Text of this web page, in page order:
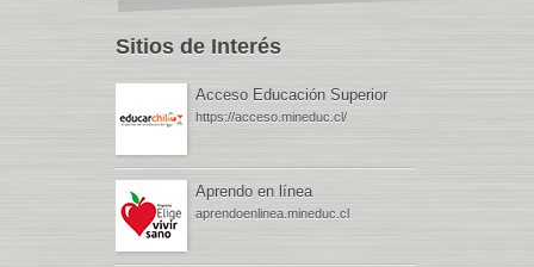
Sitios de Interés
Acceso Educación Superior
https://acceso.mineduc.cl/
Aprendo en línea
aprendoenlinea.mineduc.cl